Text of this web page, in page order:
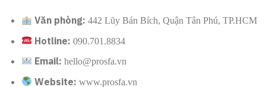
Văn phòng: 442 Lũy Bán Bích, Quận Tân Phú, TP.HCM
Hotline: 090.701.8834
Email: hello@prosfa.vn
Website: www.prosfa.vn